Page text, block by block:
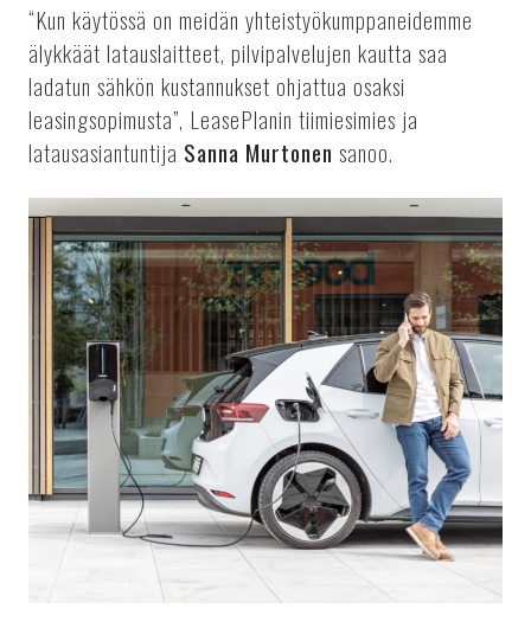
“Kun käytössä on meidän yhteistyökumppaneidemme
älykkäät latauslaitteet, pilvipalvelujen kautta saa
ladatun sähkön kustannukset ohjattua osaksi
leasingsopimusta”, LeasePlanin tiimiesimies ja
latausasiantuntija Sanna Murtonen sanoo.